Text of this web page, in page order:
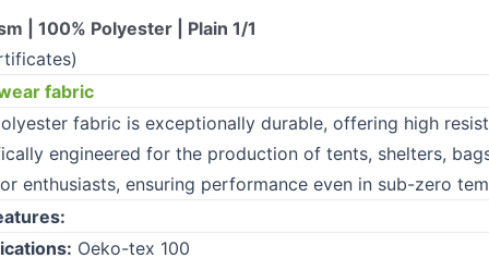
| 100% Polyester | Plain 1/1
fabric
fabric is exceptionally durable, offering high
engineered for the production of tents, shelters,
enthusiasts, ensuring performance even in sub-zero
Oeko-tex 100